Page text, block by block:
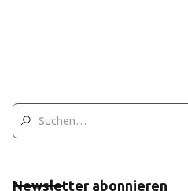
Newsletter abonnieren